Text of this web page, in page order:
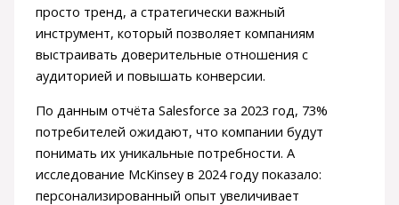
просто тренд, а стратегически важный
инструмент, который позволяет компаниям
выстраивать доверительные отношения с
аудиторией и повышать конверсии.
По данным отчёта Salesforce за 2023 год, 73%
потребителей ожидают, что компании будут
понимать их уникальные потребности. А
исследование McKinsey в 2024 году показало:
персонализированный опыт увеличивает